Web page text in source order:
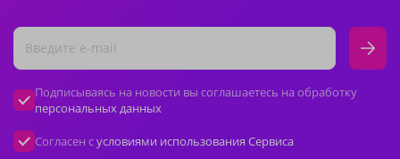
Подписываясь на новости вы соглашаетесь на обработку
персональных данных
Согласен сусловиями использования Сервиса